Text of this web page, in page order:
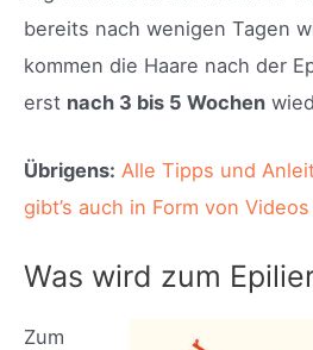
bereits nach wenigen Tagen
kommen die Haare nach der
erst nach 3 bis 5 Wochen
Übrigens: Alle Tipps und
gibt’s auch in Form von
Was wird zum
Zum